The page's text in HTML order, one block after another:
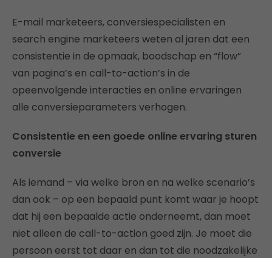
E-mail marketeers, conversiespecialisten en
search engine marketeers weten al jaren dat een
consistentie in de opmaak, boodschap en “flow”
van pagina’s en call-to-action’s in de
opeenvolgende interacties en online ervaringen
alle conversieparameters verhogen.
Consistentie en een goede online ervaring sturen
conversie
Als iemand – via welke bron en na welke scenario’s
dan ook – op een bepaald punt komt waar je hoopt
dat hij een bepaalde actie onderneemt, dan moet
niet alleen de call-to-action goed zijn. Je moet die
persoon eerst tot daar en dan tot die noodzakelijke